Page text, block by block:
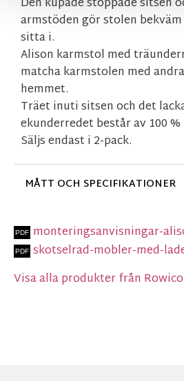
armstöden gör stolen
sitta i.
Alison karmstol med
matcha karmstolen med
hemmet.
Träet inuti sitsen och det
ekunderredet består av 100
Säljs endast i 2-pack.
MÅTT OCH SPECIFIKATIONER
monteringsanvisningar-
skotselrad-mobler-med-
Visa alla produkter från